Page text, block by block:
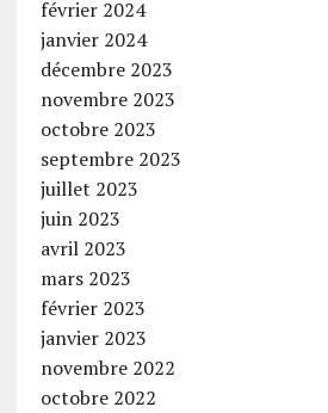
février 2024
janvier 2024
décembre 2023
novembre 2023
octobre 2023
septembre 2023
juillet 2023
juin 2023
avril 2023
mars 2023
février 2023
janvier 2023
novembre 2022
octobre 2022